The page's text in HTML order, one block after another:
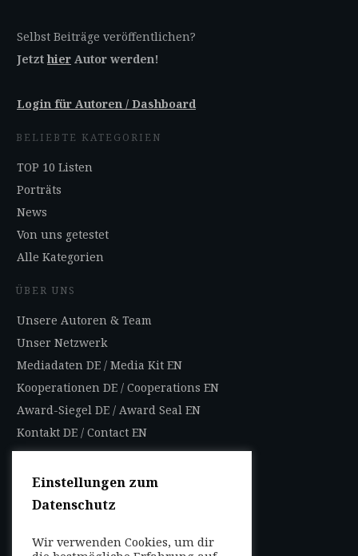
Selbst Beiträge veröffentlichen?
Jetzthier Autor werden!
Login für Autoren / Dashboard
BELIEBTE KATEGORIEN
TOP 10 Listen
Porträts
News
Von uns getestet
Alle Kategorien
ÜBER UNS
Unsere Autoren & Team
Unser Netzwerk
Mediadaten DE / Media Kit EN
Kooperationen DE / Cooperations EN
Award-Siegel DE / Award Seal EN
Kontakt DE / Contact EN
Impressum
Datenschutzbestimmungen
Nutzungsbedingungen
Einstellungen zum
Datenschutz
Wir verwenden Cookies, um dir